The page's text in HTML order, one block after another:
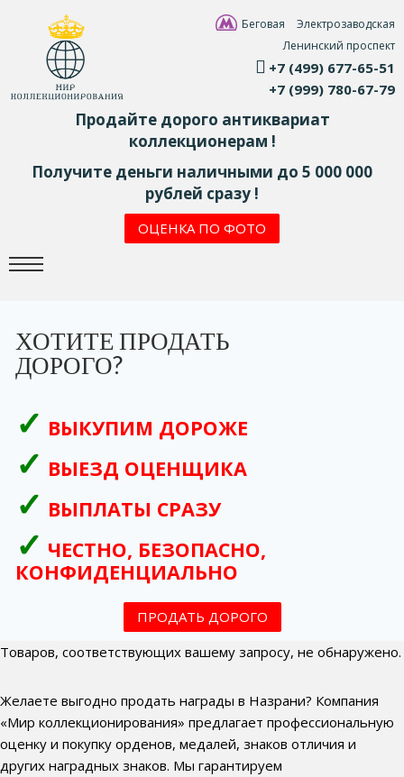
Беговая
Электрозаводская
Ленинский проспект
+7 (499) 677-65-51
+7 (999) 780-67-79
Продайте дорого антиквариат
коллекционерам !
Получите деньги наличными до 5 000 000
рублей сразу !
ОЦЕНКА ПО ФОТО
ХОТИТЕ ПРОДАТЬ
ДОРОГО?
ВЫКУПИМ ДОРОЖЕ
ВЫЕЗД ОЦЕНЩИКА
ВЫПЛАТЫ СРАЗУ
ЧЕСТНО, БЕЗОПАСНО,
КОНФИДЕНЦИАЛЬНО
ПРОДАТЬ ДОРОГО
Товаров, соответствующих вашему запросу, не обнаружено.
Желаете выгодно продать награды в Назрани? Компания
«Мир коллекционирования» предлагает профессиональную
оценку и покупку орденов, медалей, знаков отличия и
других наградных знаков. Мы гарантируем